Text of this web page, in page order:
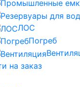
ЛОС
Погреб
на заказ